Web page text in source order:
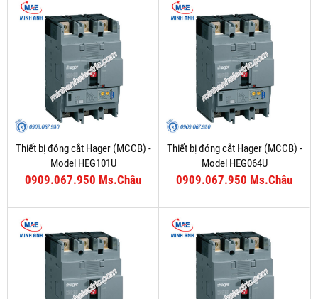
Thiết bị đóng cắt Hager (MCCB) -
Model HEG101U
0909.067.950 Ms.Châu
Thiết bị đóng cắt Hager (MCCB) -
Model HEG064U
0909.067.950 Ms.Châu